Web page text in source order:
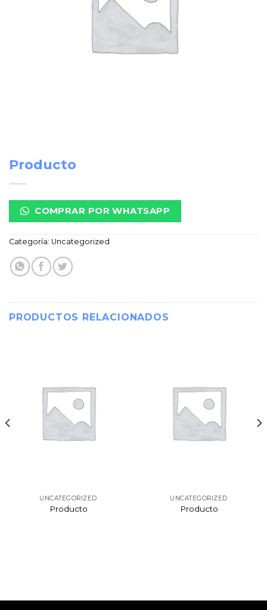
Producto
COMPRAR POR WHATSAPP
Categoría: Uncategorized
PRODUCTOS RELACIONADOS
UNCATEGORIZED
Producto
UNCATEGORIZED
Producto